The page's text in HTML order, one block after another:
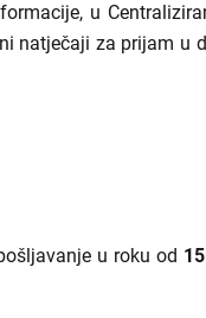
u
natječaji za prijam u
u roku od